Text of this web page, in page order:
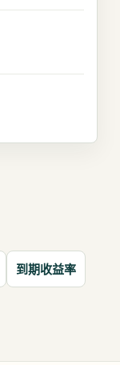
到期收益率